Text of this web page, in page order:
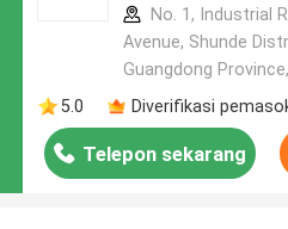
No. 1, Industrial
Avenue, Shunde
Guangdong
5.0
Diverifikasi
Telepon sekarang